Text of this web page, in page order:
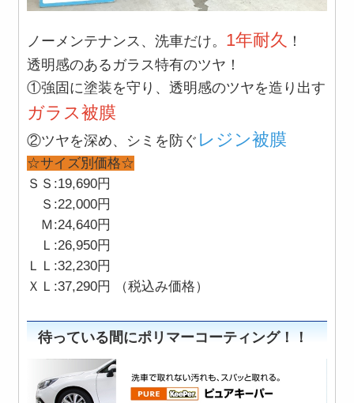
ノーメンテナンス、洗車だけ。 1年耐久 ！
透明感のあるガラス特有のツヤ！
①強固に塗装を守り、透明感のツヤを造り出す
ガラス被膜
②ツヤを深め、シミを防ぐ レジン被膜
☆サイズ別価格☆
ＳＳ:19,690円
Ｓ:22,000円
Ｍ:24,640円
Ｌ:26,950円
ＬＬ:32,230円
ＸＬ:37,290円 （税込み価格）
待っている間にポリマーコーティング！！